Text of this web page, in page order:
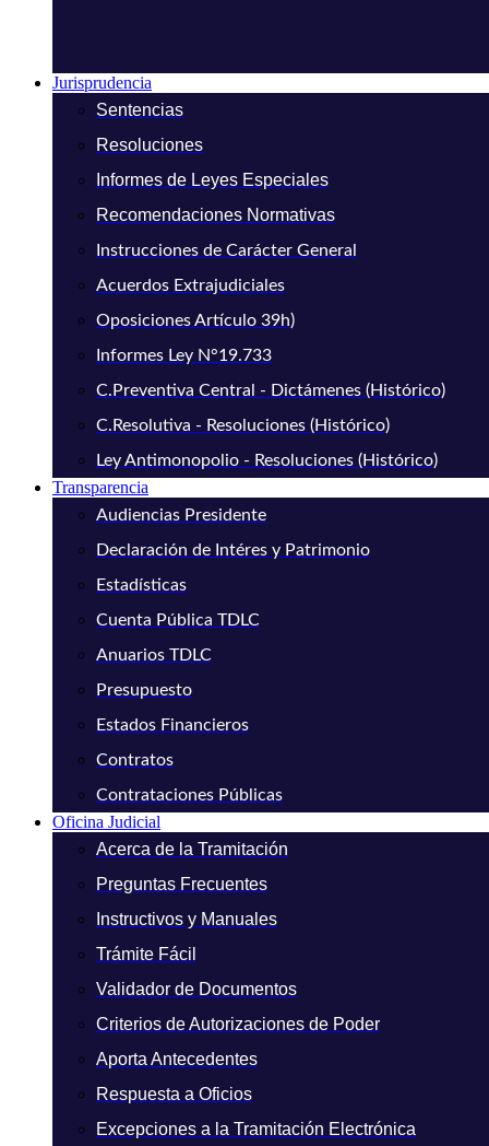
Jurisprudencia
Sentencias
Resoluciones
Informes de Leyes Especiales
Recomendaciones Normativas
Instrucciones de Carácter General
Acuerdos Extrajudiciales
Oposiciones Artículo 39h)
Informes Ley N°19.733
C.Preventiva Central - Dictámenes (Histórico)
C.Resolutiva - Resoluciones (Histórico)
Ley Antimonopolio - Resoluciones (Histórico)
Transparencia
Audiencias Presidente
Declaración de Intéres y Patrimonio
Estadísticas
Cuenta Pública TDLC
Anuarios TDLC
Presupuesto
Estados Financieros
Contratos
Contrataciones Públicas
Oficina Judicial
Acerca de la Tramitación
Preguntas Frecuentes
Instructivos y Manuales
Trámite Fácil
Validador de Documentos
Criterios de Autorizaciones de Poder
Aporta Antecedentes
Respuesta a Oficios
Excepciones a la Tramitación Electrónica